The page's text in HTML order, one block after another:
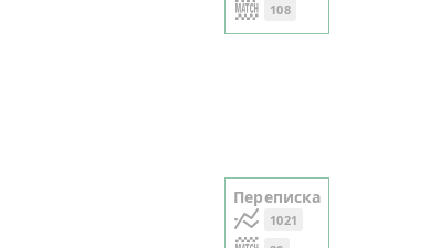
108
Переписка
1021